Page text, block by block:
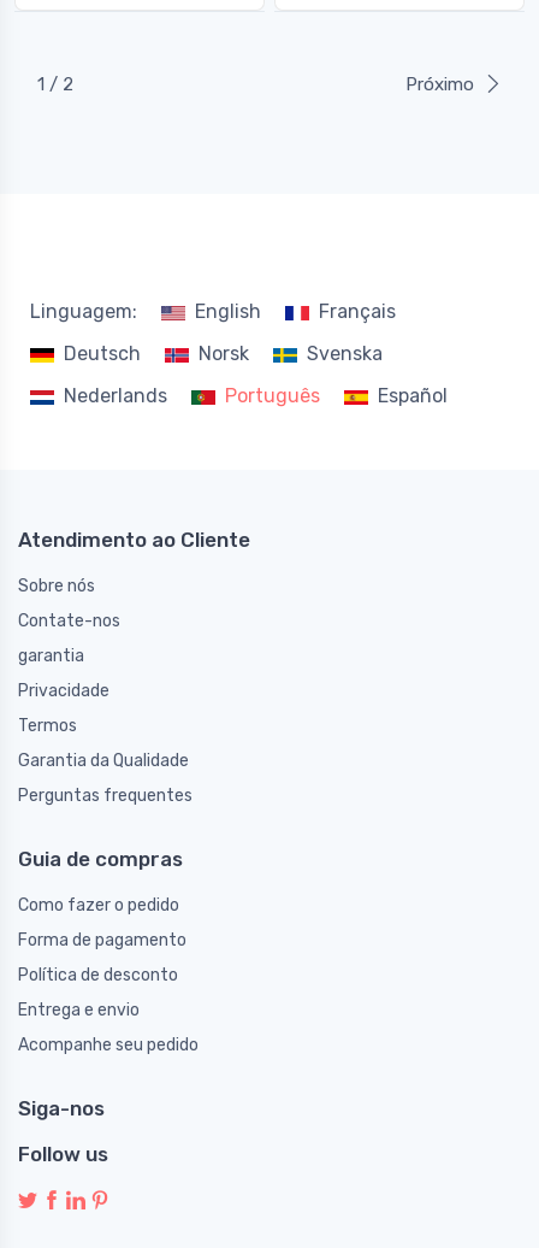
1 / 2 Próximo
Linguagem: English
Français
Deutsch
Norsk
Svenska
Nederlands
Português Español
Atendimento ao Cliente
Sobre nós
Contate-nos
garantia
Privacidade
Termos
Garantia da Qualidade
Perguntas frequentes
Guia de compras
Como fazer o pedido
Forma de pagamento
Política de desconto
Entrega e envio
Acompanhe seu pedido
Siga-nos
Follow us